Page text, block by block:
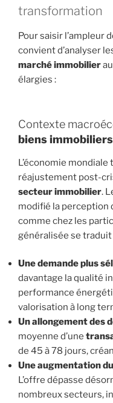
transformation
Pour saisir l’ampleur
convient d’analyser
marché immobilier
élargies :
Contexte
biens immobiliers
L’économie
réajustement post-
secteur immobilier.
modifié la perception
comme chez les
généralisée se traduit
Une demande plus
davantage la qualité
performance
valorisation à long
Un allongement des
moyenne d’une
de 45 à 78 jours,
Une augmentation
L’offre dépasse
nombreux secteurs,